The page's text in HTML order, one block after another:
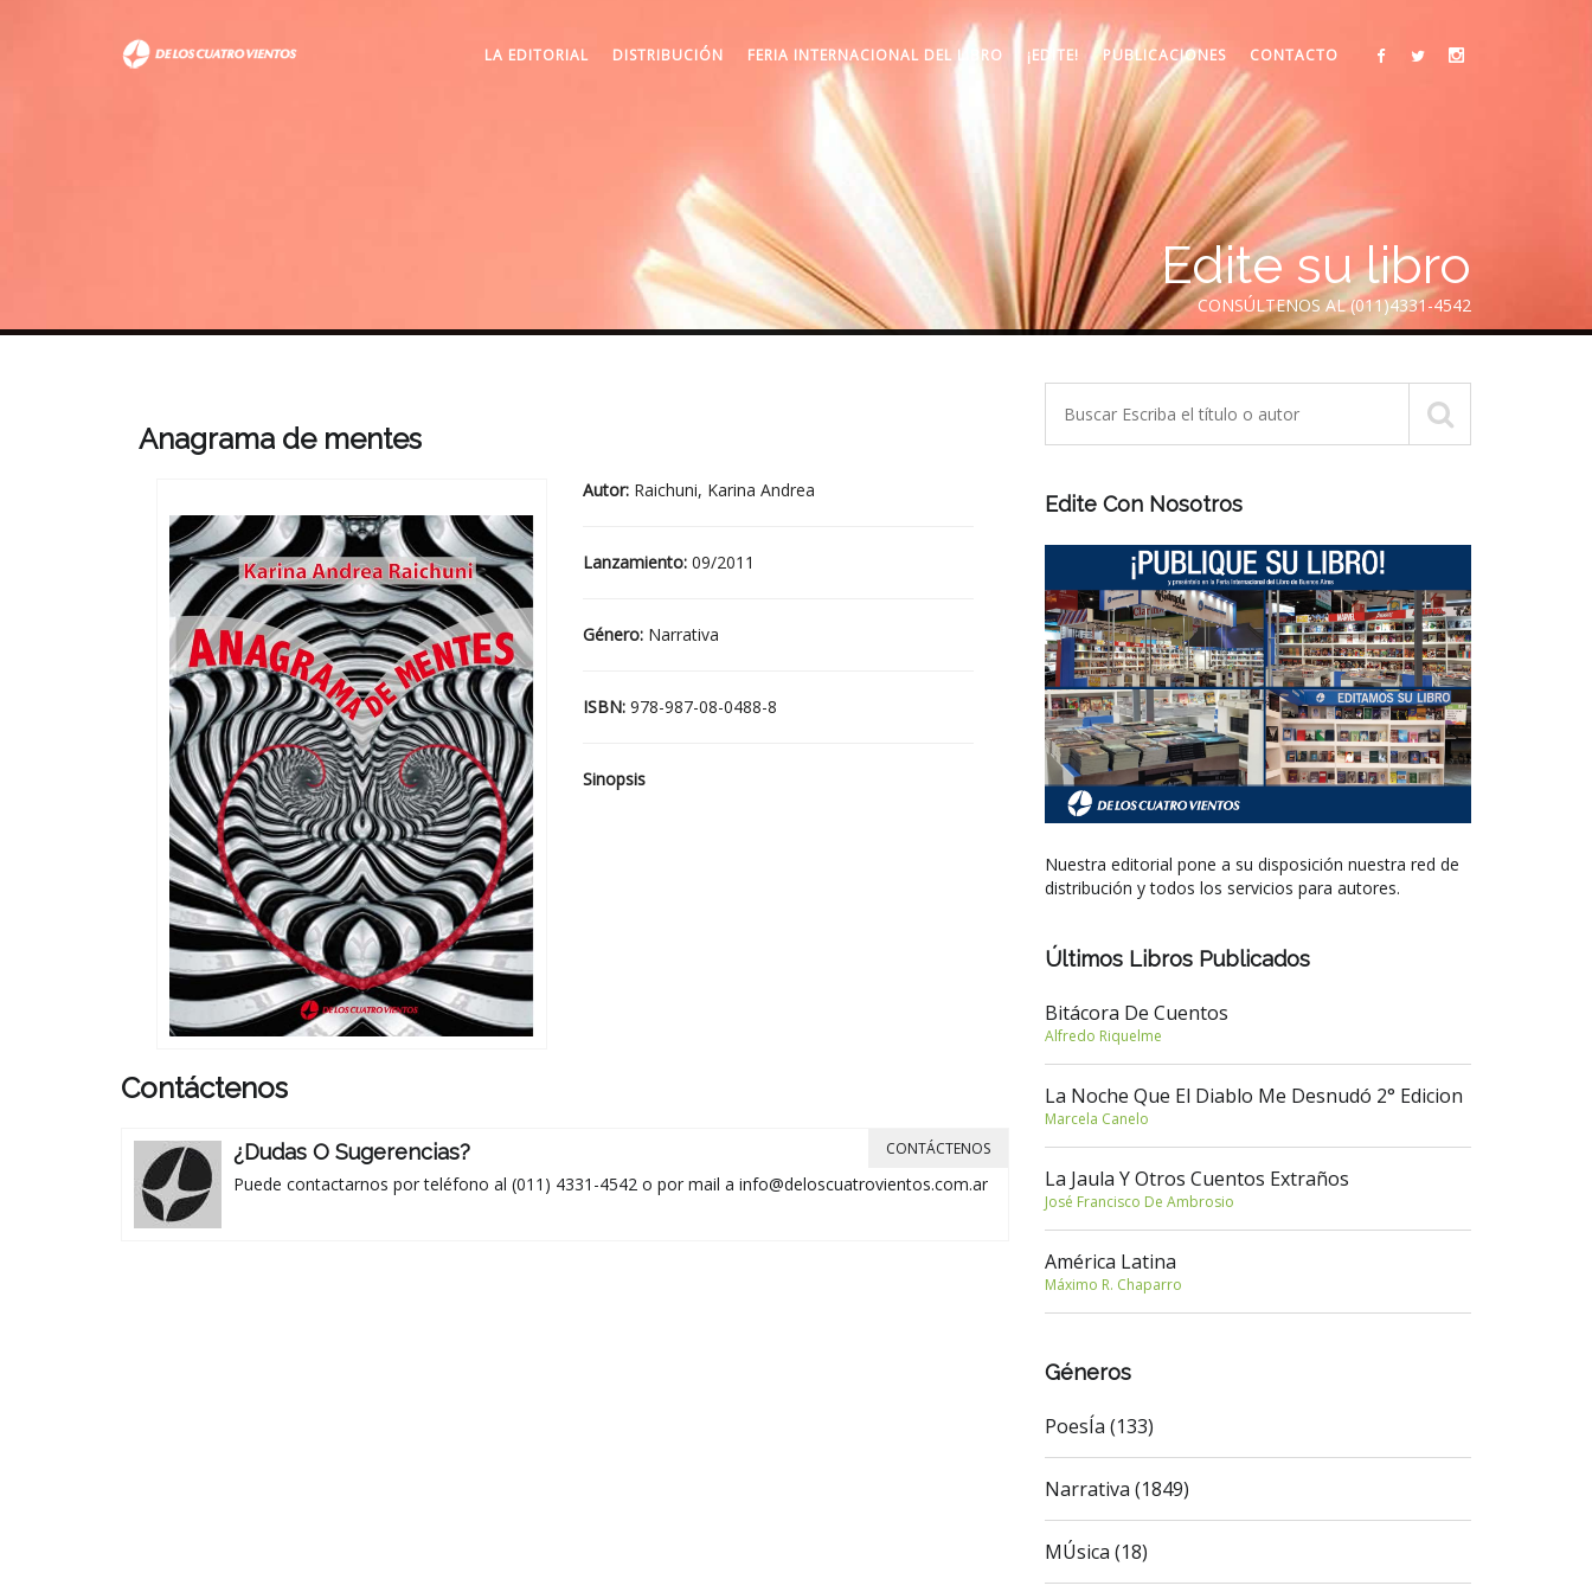
LA EDITORIAL DISTRIBUCIÓN FERIA INTERNACIONAL DEL LIBRO ¡EDITE! PUBLICACIONES CONTACTO
Edite su libro
CONSÚLTENOS AL (011)4331-4542
Anagrama de mentes
Autor: Raichuni, Karina Andrea
Lanzamiento: 09/2011
Género: Narrativa
ISBN: 978-987-08-0488-8
Sinopsis
Contáctenos
¿Dudas O Sugerencias?
Puede contactarnos por teléfono al (011) 4331-4542 o por mail a info@deloscuatrovientos.com.ar
CONTÁCTENOS
Edite Con Nosotros
Nuestra editorial pone a su disposición nuestra red de
distribución y todos los servicios para autores.
Últimos Libros Publicados
Bitácora De Cuentos
Alfredo Riquelme
La Noche Que El Diablo Me Desnudó 2° Edicion
Marcela Canelo
La Jaula Y Otros Cuentos Extraños
José Francisco De Ambrosio
América Latina
Máximo R. Chaparro
Géneros
PoesÍa (133)
Narrativa (1849)
MÚsica (18)